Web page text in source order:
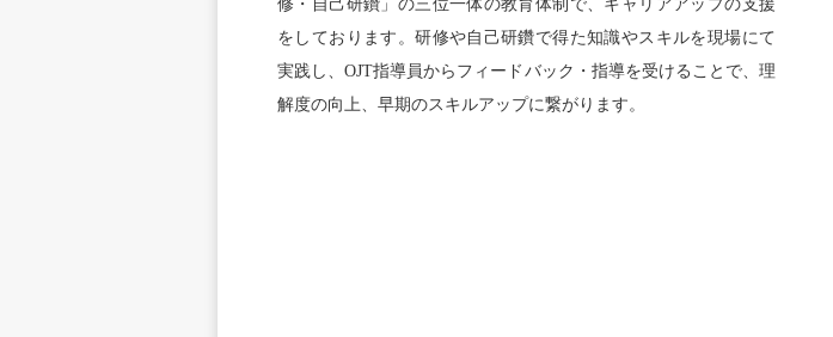
をしております。研修や自己研鑽で得た知識やスキルを現場にて
実践し、OJT指導員からフィードバック・指導を受けることで、理
解度の向上、早期のスキルアップに繋がります。